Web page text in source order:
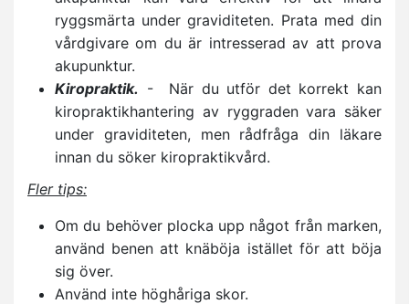
ryggsmärta under graviditeten. Prata med din
vårdgivare om du är intresserad av att prova
akupunktur.
Kiropraktik. - När du utför det korrekt kan
kiropraktikhantering av ryggraden vara säker
under graviditeten, men rådfråga din läkare
innan du söker kiropraktikvård.
Fler tips:
Om du behöver plocka upp något från marken,
använd benen att knäböja istället för att böja
sig över.
Använd inte höghåriga skor.